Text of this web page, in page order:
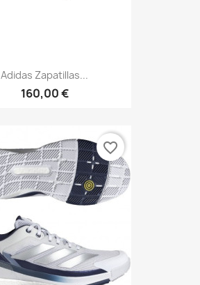
Adidas Zapatillas...
160,00 €
favorite_border